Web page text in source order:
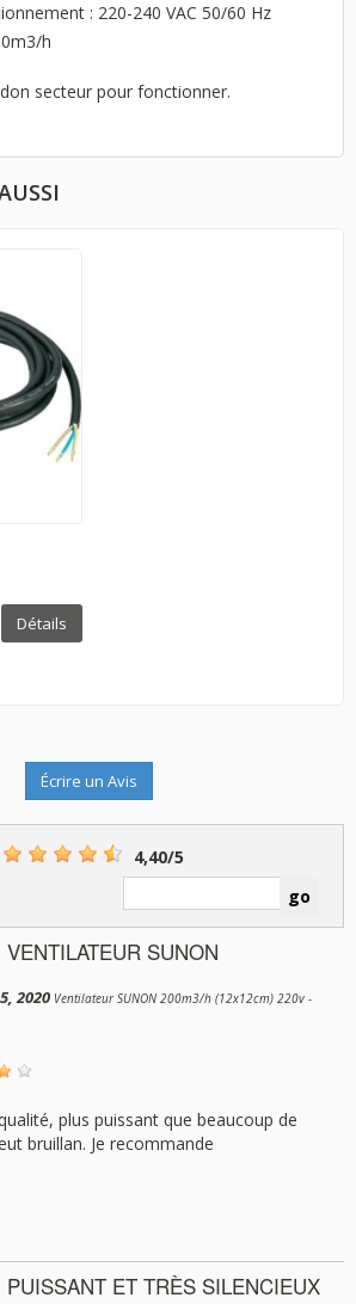
: 220-240 VAC 50/60 Hz
h
secteur pour fonctionner.
Détails
Écrire un Avis
4,40/5
VENTILATEUR SUNON
2020 Ventilateur SUNON 200m3/h (12x12cm) 220v -
plus puissant que beaucoup de
bruillan. Je recommande
PUISSANT ET TRÈS SILENCIEUX